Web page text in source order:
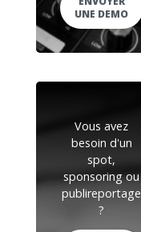
UNE DEMO
Vous avez
besoin d'un
spot,
sponsoring ou
publireportage
?